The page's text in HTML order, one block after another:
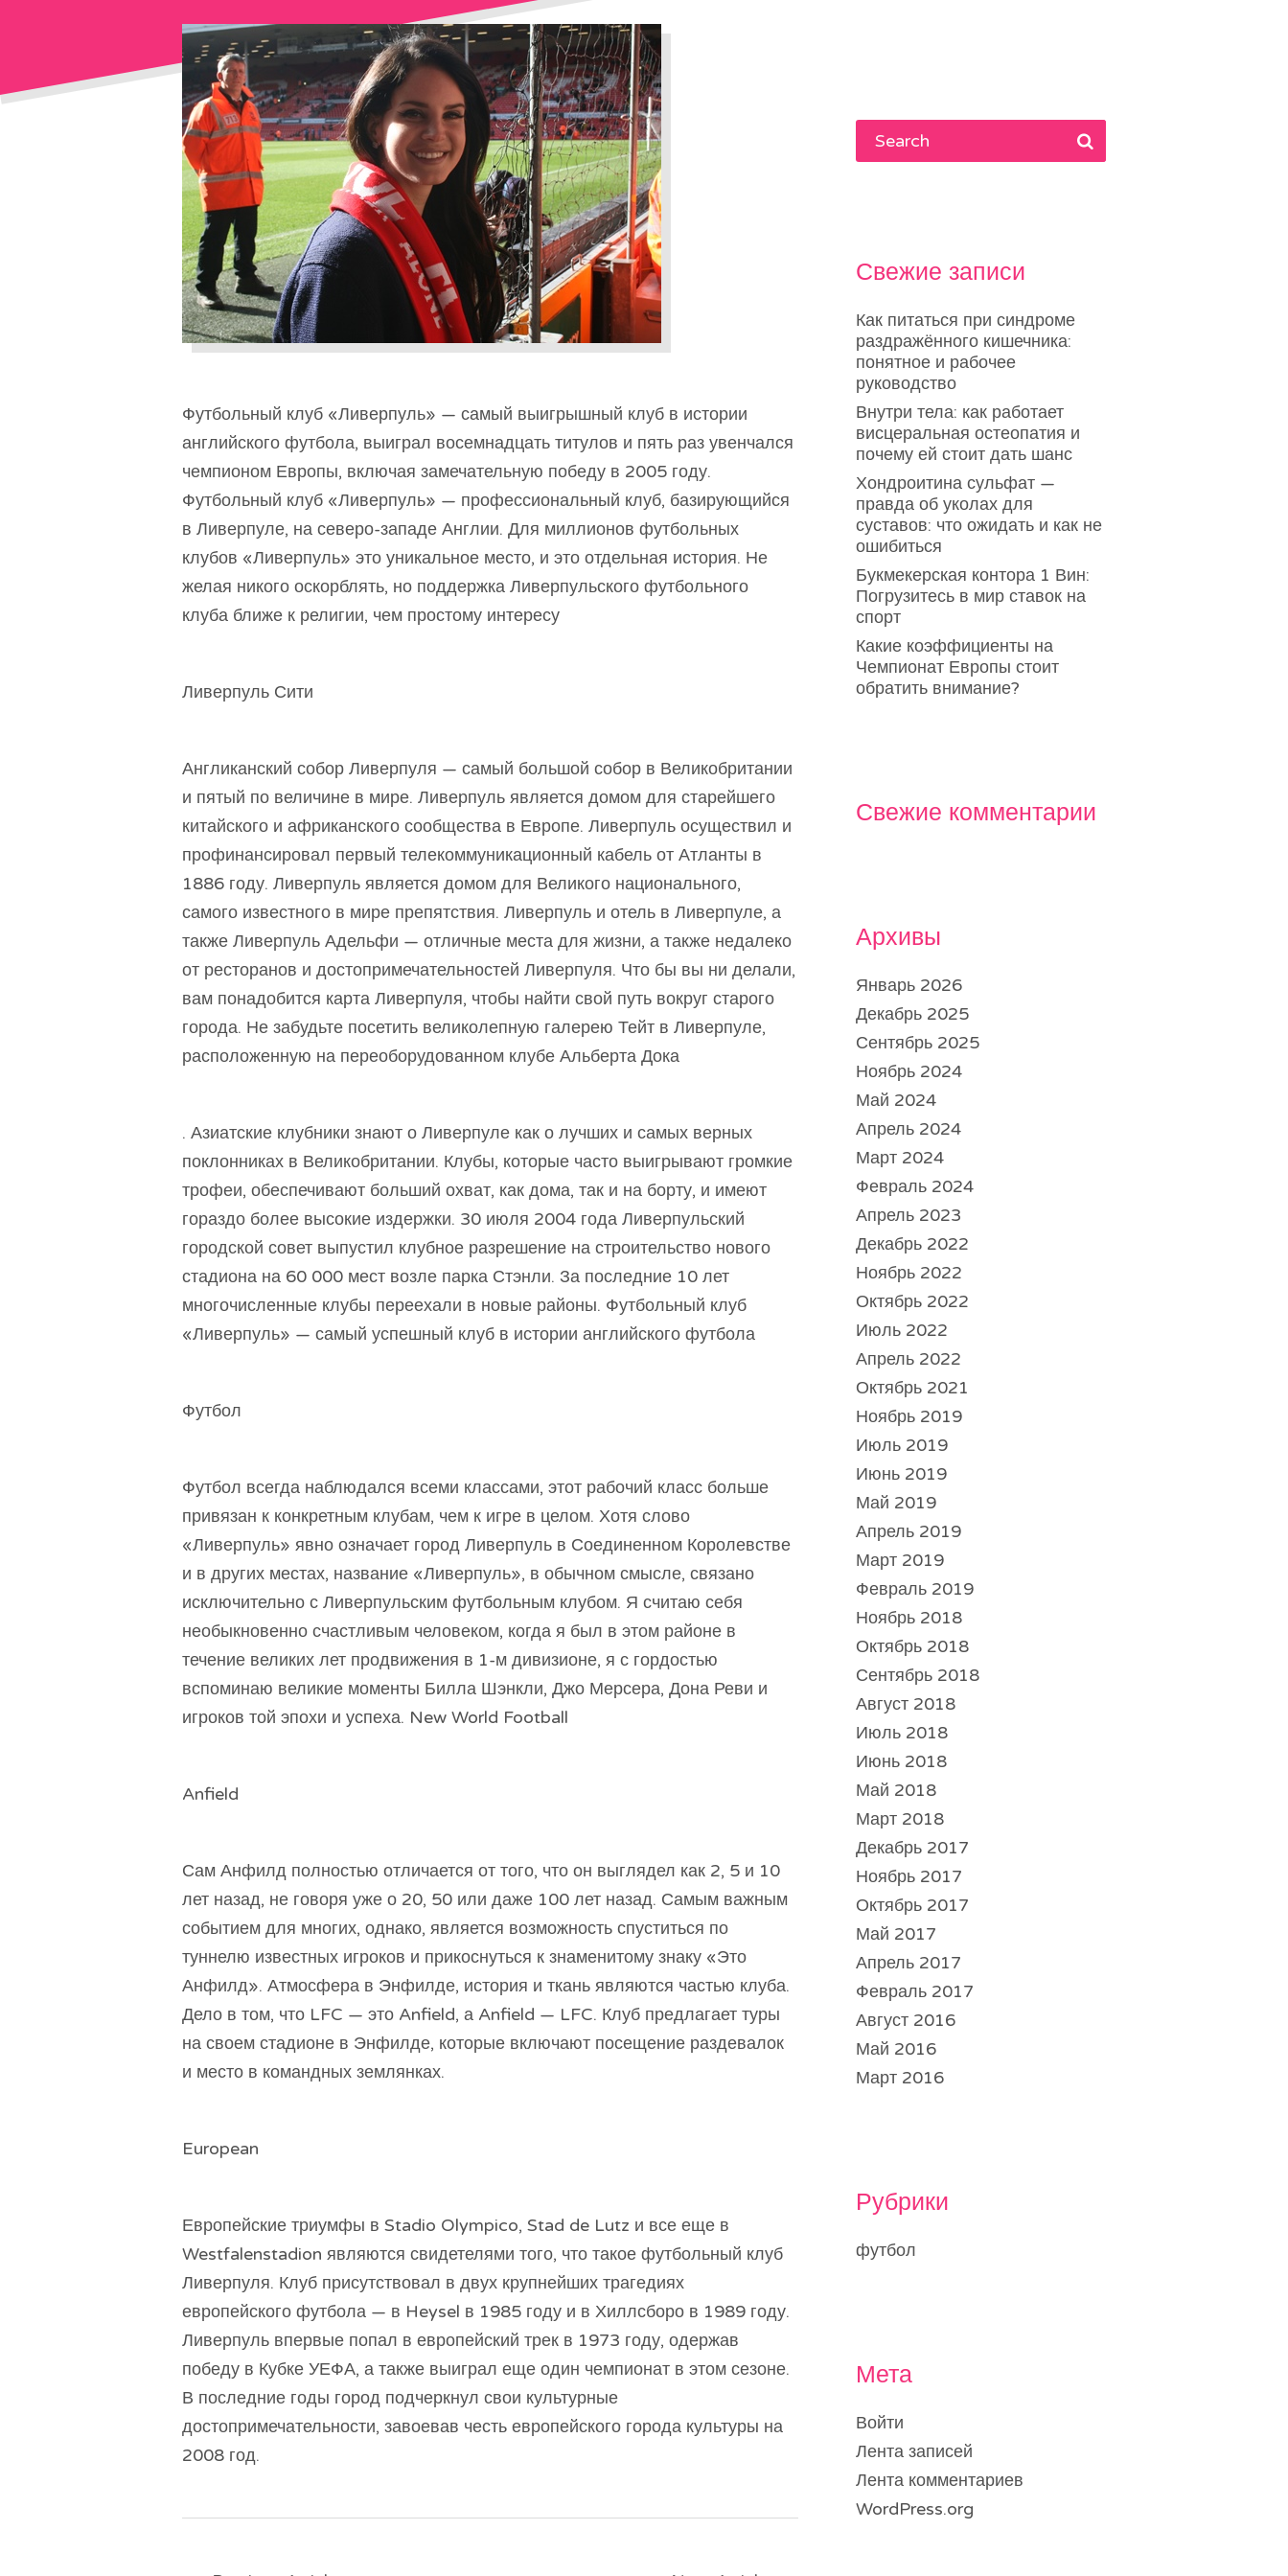
Футбольный клуб «Ливерпуль» — самый выигрышный клуб в истории
английского футбола, выиграл восемнадцать титулов и пять раз увенчался
чемпионом Европы, включая замечательную победу в 2005 году.
Футбольный клуб «Ливерпуль» — профессиональный клуб, базирующийся
в Ливерпуле, на северо-западе Англии. Для миллионов футбольных
клубов «Ливерпуль» это уникальное место, и это отдельная история. Не
желая никого оскорблять, но поддержка Ливерпульского футбольного
клуба ближе к религии, чем простому интересу
Ливерпуль Сити
Англиканский собор Ливерпуля — самый большой собор в Великобритании
и пятый по величине в мире. Ливерпуль является домом для старейшего
китайского и африканского сообщества в Европе. Ливерпуль осуществил и
профинансировал первый телекоммуникационный кабель от Атланты в
1886 году. Ливерпуль является домом для Великого национального,
самого известного в мире препятствия. Ливерпуль и отель в Ливерпуле, а
также Ливерпуль Адельфи — отличные места для жизни, а также недалеко
от ресторанов и достопримечательностей Ливерпуля. Что бы вы ни делали,
вам понадобится карта Ливерпуля, чтобы найти свой путь вокруг старого
города. Не забудьте посетить великолепную галерею Тейт в Ливерпуле,
расположенную на переоборудованном клубе Альберта Дока
. Азиатские клубники знают о Ливерпуле как о лучших и самых верных
поклонниках в Великобритании. Клубы, которые часто выигрывают громкие
трофеи, обеспечивают больший охват, как дома, так и на борту, и имеют
гораздо более высокие издержки. 30 июля 2004 года Ливерпульский
городской совет выпустил клубное разрешение на строительство нового
стадиона на 60 000 мест возле парка Стэнли. За последние 10 лет
многочисленные клубы переехали в новые районы. Футбольный клуб
«Ливерпуль» — самый успешный клуб в истории английского футбола
Футбол
Футбол всегда наблюдался всеми классами, этот рабочий класс больше
привязан к конкретным клубам, чем к игре в целом. Хотя слово
«Ливерпуль» явно означает город Ливерпуль в Соединенном Королевстве
и в других местах, название «Ливерпуль», в обычном смысле, связано
исключительно с Ливерпульским футбольным клубом. Я считаю себя
необыкновенно счастливым человеком, когда я был в этом районе в
течение великих лет продвижения в 1-м дивизионе, я с гордостью
вспоминаю великие моменты Билла Шэнкли, Джо Мерсера, Дона Реви и
игроков той эпохи и успеха. New World Football
Anfield
Сам Анфилд полностью отличается от того, что он выглядел как 2, 5 и 10
лет назад, не говоря уже о 20, 50 или даже 100 лет назад. Самым важным
событием для многих, однако, является возможность спуститься по
туннелю известных игроков и прикоснуться к знаменитому знаку «Это
Анфилд». Атмосфера в Энфилде, история и ткань являются частью клуба.
Дело в том, что LFC — это Anfield, а Anfield — LFC. Клуб предлагает туры
на своем стадионе в Энфилде, которые включают посещение раздевалок
и место в командных землянках.
European
Европейские триумфы в Stadio Olympico, Stad de Lutz и все еще в
Westfalenstadion являются свидетелями того, что такое футбольный клуб
Ливерпуля. Клуб присутствовал в двух крупнейших трагедиях
европейского футбола — в Heysel в 1985 году и в Хиллсборо в 1989 году.
Ливерпуль впервые попал в европейский трек в 1973 году, одержав
победу в Кубке УЕФА, а также выиграл еще один чемпионат в этом сезоне.
В последние годы город подчеркнул свои культурные
достопримечательности, завоевав честь европейского города культуры на
2008 год.
Свежие записи
Как питаться при синдроме
раздражённого кишечника:
понятное и рабочее
руководство
Внутри тела: как работает
висцеральная остеопатия и
почему ей стоит дать шанс
Хондроитина сульфат —
правда об уколах для
суставов: что ожидать и как не
ошибиться
Букмекерская контора 1 Вин:
Погрузитесь в мир ставок на
спорт
Какие коэффициенты на
Чемпионат Европы стоит
обратить внимание?
Свежие комментарии
Архивы
Январь 2026
Декабрь 2025
Сентябрь 2025
Ноябрь 2024
Май 2024
Апрель 2024
Март 2024
Февраль 2024
Апрель 2023
Декабрь 2022
Ноябрь 2022
Октябрь 2022
Июль 2022
Апрель 2022
Октябрь 2021
Ноябрь 2019
Июль 2019
Июнь 2019
Май 2019
Апрель 2019
Март 2019
Февраль 2019
Ноябрь 2018
Октябрь 2018
Сентябрь 2018
Август 2018
Июль 2018
Июнь 2018
Май 2018
Март 2018
Декабрь 2017
Ноябрь 2017
Октябрь 2017
Май 2017
Апрель 2017
Февраль 2017
Август 2016
Май 2016
Март 2016
Рубрики
футбол
Мета
Войти
Лента записей
Лента комментариев
WordPress.org